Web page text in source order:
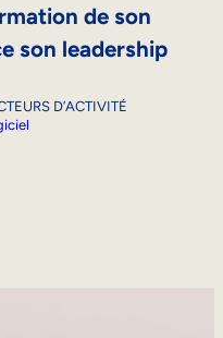
de son
son leadership
D’ACTIVITÉ